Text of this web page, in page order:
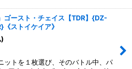
ゴースト・チェイス【TDR】{DZ-
ストイケイア》
ットを１枚選び、そのバトル中、パ